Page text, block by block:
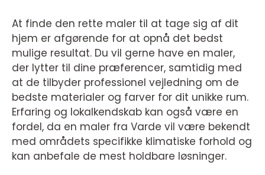
At finde den rette maler til at tage sig af dit
hjem er afgørende for at opnå det bedst
mulige resultat. Du vil gerne have en maler,
der lytter til dine præferencer, samtidig med
at de tilbyder professionel vejledning om de
bedste materialer og farver for dit unikke rum.
Erfaring og lokalkendskab kan også være en
fordel, da en maler fra Varde vil være bekendt
med områdets specifikke klimatiske forhold og
kan anbefale de mest holdbare løsninger.